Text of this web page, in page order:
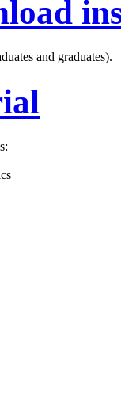
and graduates).